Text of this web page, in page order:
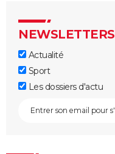
NEWSLETTERS
Actualité
Sport
Les dossiers d'actu